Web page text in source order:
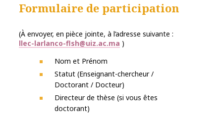
Formulaire de participation
(À envoyer, en pièce jointe, à l’adresse suivante :
llec-larlanco-flsh@uiz.ac.ma )
Nom et Prénom
Statut (Enseignant-chercheur /
Doctorant / Docteur)
Directeur de thèse (si vous êtes
doctorant)